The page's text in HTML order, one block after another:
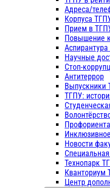
Адреса/
Корпуса
Прием в
Повышение
Научные
Стоп-
Антитеррор
Выпускники
ТГПУ:
Новости
Технопарк
Кванториум
Центр